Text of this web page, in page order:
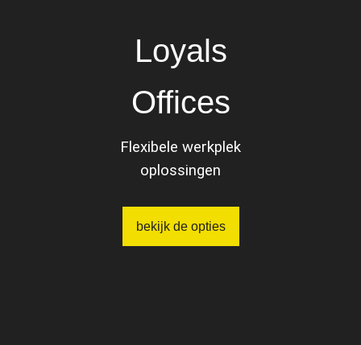
Loyals
Offices
Flexibele werkplek
oplossingen
bekijk de opties